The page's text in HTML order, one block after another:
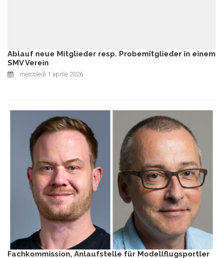
Ablauf neue Mitglieder resp. Probemitglieder in einem
SMV Verein
mercoledì 1 aprile 2026
Fachkommission, Anlaufstelle für Modellflugsportler